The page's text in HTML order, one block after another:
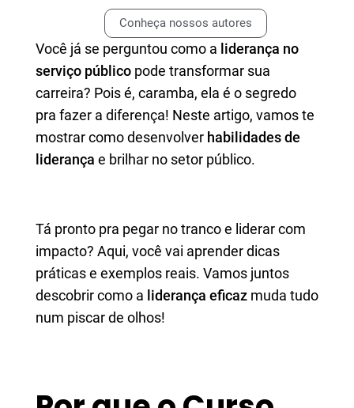
Conheça nossos autores
Você já se perguntou como a liderança no
serviço público pode transformar sua
carreira? Pois é, caramba, ela é o segredo
pra fazer a diferença! Neste artigo, vamos te
mostrar como desenvolver habilidades de
liderança e brilhar no setor público.
Tá pronto pra pegar no tranco e liderar com
impacto? Aqui, você vai aprender dicas
práticas e exemplos reais. Vamos juntos
descobrir como a liderança eficaz muda tudo
num piscar de olhos!